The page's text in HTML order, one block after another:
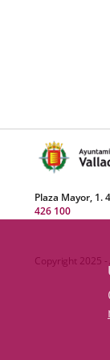
Plaza Mayor, 1.
426 100
Copyright 2025